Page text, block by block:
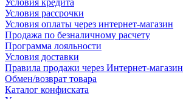
Условия кредита
Условия рассрочки
Условия оплаты через интернет-магазин
Продажа по безналичному расчету
Программа лояльности
Условия доставки
Правила продажи через Интернет-магазин
Обмен/возврат товара
Каталог конфиската